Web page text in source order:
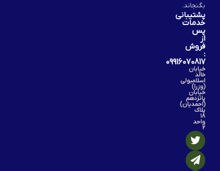
بگنجاند.
پشتیبانی
خدمات
پس
از
فروش
:
09916070817
خیابان
خالد
اسلامبولی
(وزرا)
خیابان
پانزدهم
(احمدیان)
پلاک
۱۸
واحد
۲